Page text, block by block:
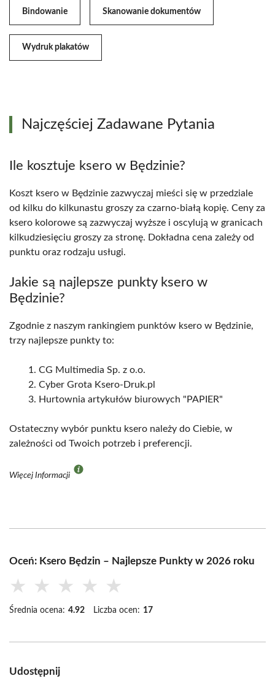
Bindowanie Skanowanie dokumentów
Wydruk plakatów
Najczęściej Zadawane Pytania
Ile kosztuje ksero w Będzinie?
Koszt ksero w Będzinie zazwyczaj mieści się w przedziale
od kilku do kilkunastu groszy za czarno-białą kopię. Ceny za
ksero kolorowe są zazwyczaj wyższe i oscylują w granicach
kilkudziesięciu groszy za stronę. Dokładna cena zależy od
punktu oraz rodzaju usługi.
Jakie są najlepsze punkty ksero w
Będzinie?
Zgodnie z naszym rankingiem punktów ksero w Będzinie,
trzy najlepsze punkty to:
CG Multimedia Sp. z o.o.
Cyber Grota Ksero-Druk.pl
Hurtownia artykułów biurowych "PAPIER"
Ostateczny wybór punktu ksero należy do Ciebie, w
zależności od Twoich potrzeb i preferencji.
Więcej Informacji
Oceń: Ksero Będzin – Najlepsze Punkty w 2026 roku
★ ★ ★ ★ ★
Średnia ocena: 4.92 Liczba ocen: 17
Udostępnij